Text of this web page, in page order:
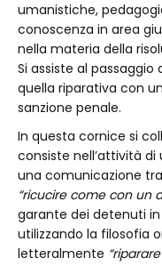
umanistiche,
conoscenza in area
nella materia della
Si assiste al
quella riparativa con
sanzione penale.
In questa cornice si
consiste nell’attività
una comunicazione
“ricucire come con un
garante dei detenuti
utilizzando la filosofia
letteralmente